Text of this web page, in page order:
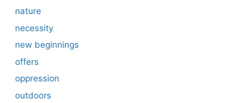
nature
necessity
new beginnings
offers
oppression
outdoors